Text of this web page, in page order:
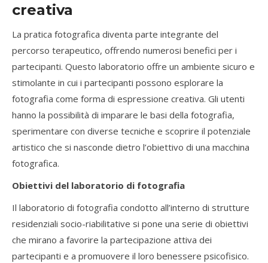
creativa
La pratica fotografica diventa parte integrante del
percorso terapeutico, offrendo numerosi benefici per i
partecipanti. Questo laboratorio offre un ambiente sicuro e
stimolante in cui i partecipanti possono esplorare la
fotografia come forma di espressione creativa. Gli utenti
hanno la possibilità di imparare le basi della fotografia,
sperimentare con diverse tecniche e scoprire il potenziale
artistico che si nasconde dietro l’obiettivo di una macchina
fotografica.
Obiettivi del laboratorio di fotografia
Il laboratorio di fotografia condotto all’interno di strutture
residenziali socio-riabilitative si pone una serie di obiettivi
che mirano a favorire la partecipazione attiva dei
partecipanti e a promuovere il loro benessere psicofisico.